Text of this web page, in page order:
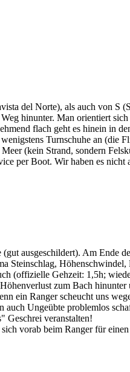
del Norte), als auch von S
hinunter. Man orientiert
flach geht es hinein in
Turnschuhe an (die
(kein Strand, sondern
per Boot. Wir haben es nicht
ausgeschildert). Am Ende
(offizielle Gehzeit: 1,5h;
zum Bach
ein Ranger scheucht uns
auch Ungeübte problemlos
Geschrei veranstalten!
vorab beim Ranger für